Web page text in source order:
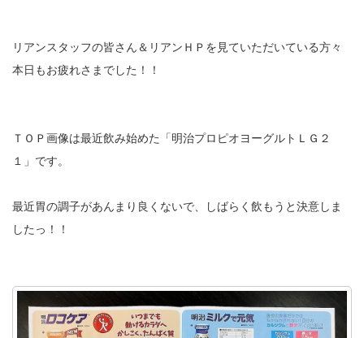
リアンスタッフの皆さん＆リアンＨＰを見ていただいている方々
本日もお疲れさまでした！！
ＴＯＰ画像は最近飲み始めた「明治プロピオヨーグルトＬＧ２
１」です。
最近胃の調子があんまり良くないで、しばらく飲もうと決意しま
したっ！！